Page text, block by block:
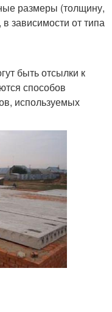
размеры (толщину,
зависимости от типа
быть отсылки к
способов
используемых